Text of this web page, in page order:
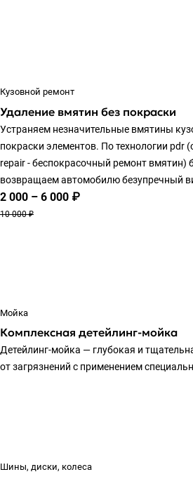
Кузовной ремонт
Удаление вмятин без покраски
Устраняем незначительные вмятины
покраски элементов. По технологии pdr
repair - беспокрасочный ремонт вмятин)
возвращаем автомобилю безупречный
2 000 – 6 000 ₽
10 000 ₽
Мойка
Комплексная детейлинг-мойка
Детейлинг-мойка — глубокая и
от загрязнений с применением
Шины, диски, колеса